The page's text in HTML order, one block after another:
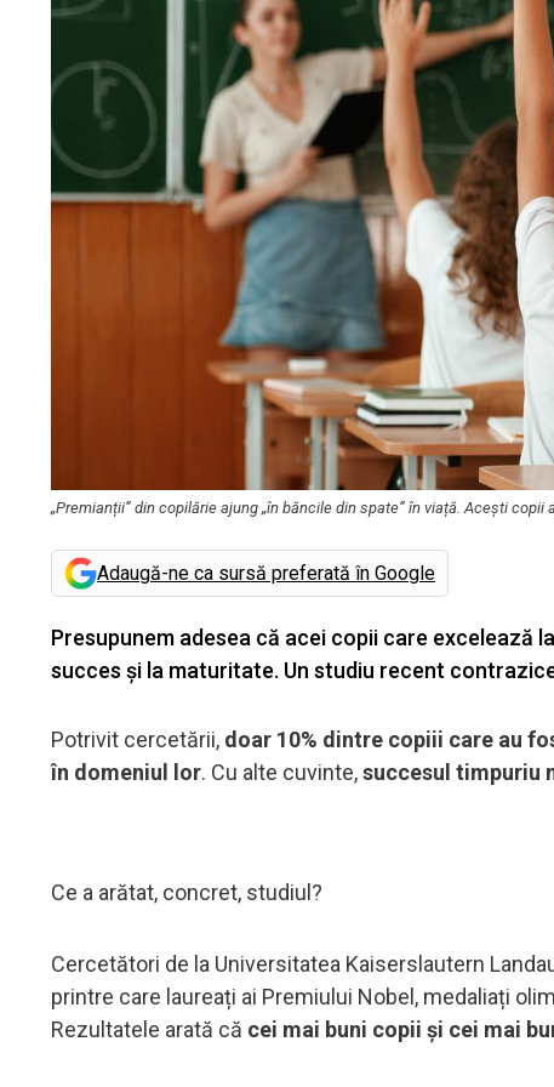
„Premianții” din copilărie ajung „în băncile din spate” în viață. Acești
Adaugă-ne ca sursă preferată în Google
Presupunem adesea că acei copii care excelează
succes și la maturitate. Un studiu recent
Potrivit cercetării, doar 10% dintre copiii care au
în domeniul lor. Cu alte cuvinte,succesul timpuriu
Ce a arătat, concret, studiul?
Cercetători de la Universitatea Kaiserslautern
printre care laureați ai Premiului Nobel, medaliați
Rezultatele arată că cei mai buni copii și cei mai